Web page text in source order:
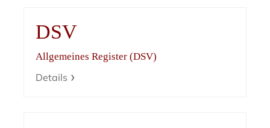
DSV
Allgemeines Register (DSV)
Details